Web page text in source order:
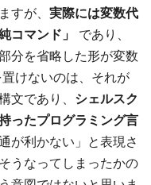
すが、 実際には変数代
コマンド」
であり、
分を省略した形が変数
けないのは、それが
文であり、 シェルスク
ったプログラミング言
が利かない」と表現さ
うなってしまったかの